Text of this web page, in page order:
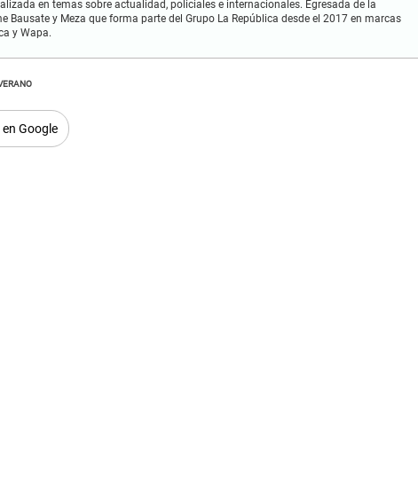
en temas sobre actualidad, policiales e internacionales. Egresada de la
Bausate y Meza que forma parte del Grupo La República desde el 2017 en marcas
y Wapa.
Google